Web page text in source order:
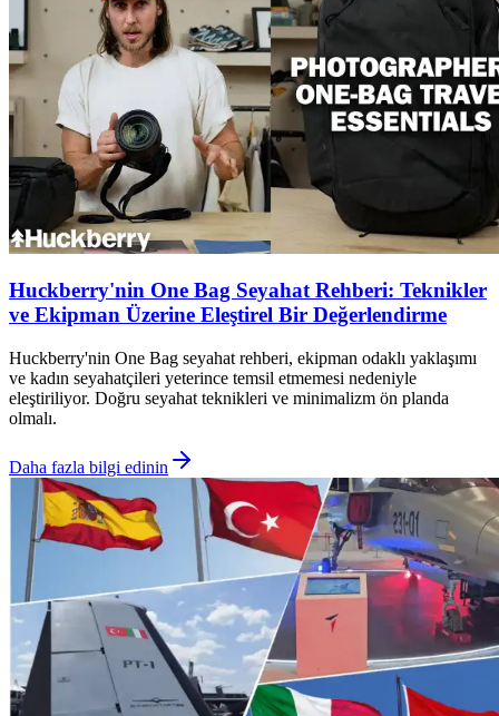
Huckberry'nin One Bag Seyahat Rehberi: Teknikler
ve Ekipman Üzerine Eleştirel Bir Değerlendirme
Huckberry'nin One Bag seyahat rehberi, ekipman odaklı yaklaşımı
ve kadın seyahatçileri yeterince temsil etmemesi nedeniyle
eleştiriliyor. Doğru seyahat teknikleri ve minimalizm ön planda
olmalı.
Daha fazla bilgi edinin